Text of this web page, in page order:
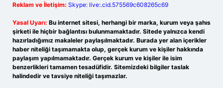
Reklam ve İletişim: Skype: live:.cid.575569c608265c69
Yasal Uyarı: Bu internet sitesi, herhangi bir marka, kurum veya şahıs
şirketi ile hiçbir bağlantısı bulunmamaktadır. Sitede yalnızca kendi
hazırladığımız makaleler paylaşılmaktadır. Burada yer alan içerikler
haber niteliği taşımamakta olup, gerçek kurum ve kişiler hakkında
paylaşım yapılmamaktadır. Gerçek kurum ve kişiler ile isim
benzerlikleri tamamen tesadüfidir. Sitemizdeki bilgiler taslak
halindedir ve tavsiye niteliği taşımazlar.